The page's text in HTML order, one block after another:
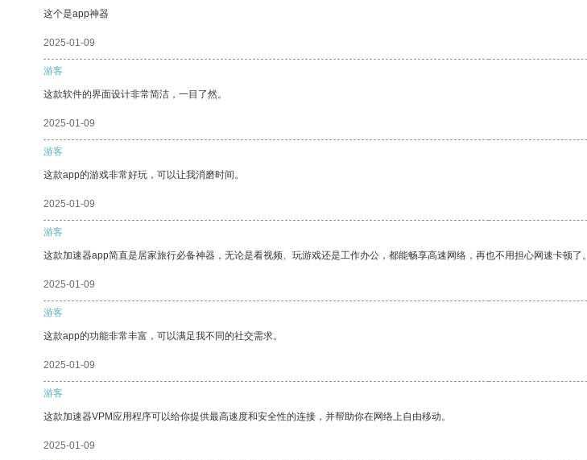
这个是app神器
2025-01-09
游客
这款软件的界面设计非常简洁，一目了然。
2025-01-09
游客
这款app的游戏非常好玩，可以让我消磨时间。
2025-01-09
游客
这款加速器app简直是居家旅行必备神器，无论是看视频、玩游戏还是工作办公，都能畅享高速网络，再也不用担心网速卡顿了。
2025-01-09
游客
这款app的功能非常丰富，可以满足我不同的社交需求。
2025-01-09
游客
这款加速器VPM应用程序可以给你提供最高速度和安全性的连接，并帮助你在网络上自由移动。
2025-01-09